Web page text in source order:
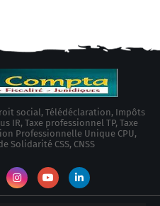
social, Télédéclaration, Impôts
IR, Taxe professionnel TP, Taxe
Professionnelle Unique CPU,
Solidarité CSS, CNSS